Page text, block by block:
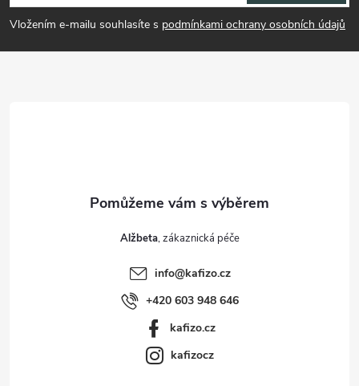
p
a
Vložením e-mailu souhlasíte s podmínkami ochrany osobních údajů
Alžbeta
info@kafizo.cz
+420 603 948 646
kafizo.cz
kafizocz